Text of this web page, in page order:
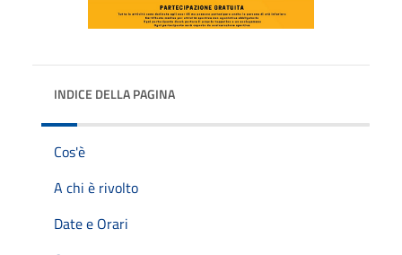
INDICE DELLA PAGINA
Cos'è
A chi è rivolto
Date e Orari